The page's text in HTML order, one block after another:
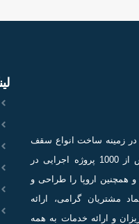
زمینه ساخت انواع سقف
متحرک و ملزومات آن، توانسته است بیش از 1000 پروژه اجرایی در
همچنین اروپا را طراحی و
مشتریان گرامی، ارائه
و ارائه خدمات به همه